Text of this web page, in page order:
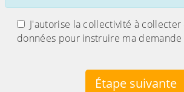
J'autorise la collectivité à
données pour instruire ma demande
Étape suivante